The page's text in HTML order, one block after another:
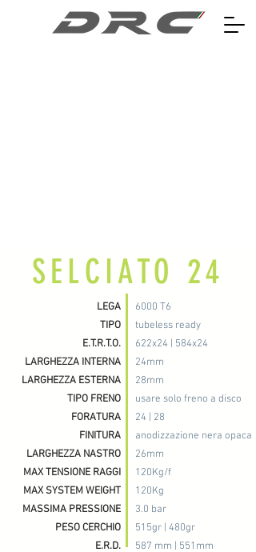
SELCIATO 24
LEGA
TIPO
E.T.R.T.O.
LARGHEZZA INTERNA
LARGHEZZA ESTERNA
TIPO FRENO
FORATURA
FINITURA
LARGHEZZA NASTRO
MAX TENSIONE RAGGI
MAX SYSTEM WEIGHT
MASSIMA PRESSIONE
PESO CERCHIO
E.R.D.
6000 T6
tubeless ready
622x24 | 584x24
24mm
28mm
usare solo freno a disco
24 | 28
anodizzazione nera opaca
26mm
120Kg/f
120Kg
3.0 bar
515gr | 480gr
587 mm | 551mm